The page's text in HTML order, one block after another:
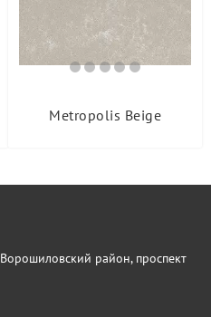
Metropolis Beige
район, проспект